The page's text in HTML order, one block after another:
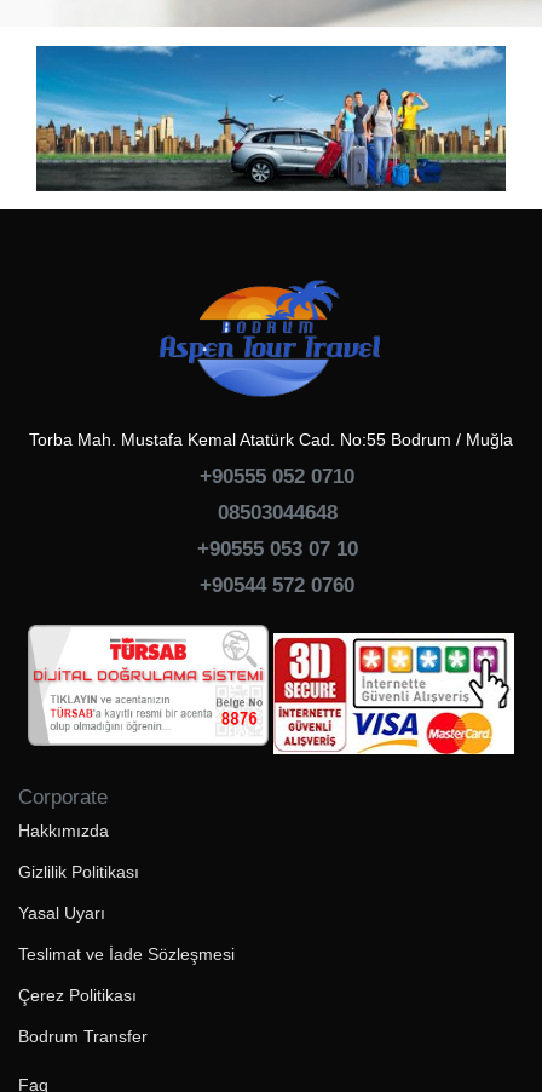
Torba Mah. Mustafa Kemal Atatürk Cad. No:55 Bodrum / Muğla
+90555 052 0710
08503044648
+90555 053 07 10
+90544 572 0760
Corporate
Hakkımızda
Gizlilik Politikası
Yasal Uyarı
Teslimat ve İade Sözleşmesi
Çerez Politikası
Bodrum Transfer
Faq